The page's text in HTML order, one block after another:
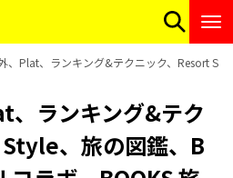
、Plat、ランキング&テクニック、Resort
ランキング&テク
、旅の図鑑、B